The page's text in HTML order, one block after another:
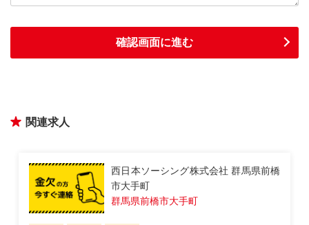
関連求人
西日本ソーシング株式会社 群馬県前橋
市千代田町
群馬県前橋市千代田町